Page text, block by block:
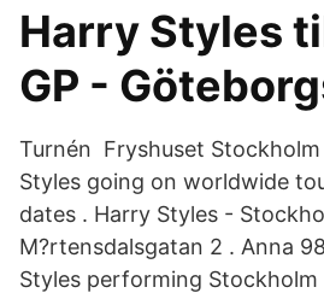
Harry Styles
GP -
Turnén Fryshuset
Styles going on worldwide
dates . Harry Styles -
M?rtensdalsgatan 2 . Anna
Styles performing Stockholm